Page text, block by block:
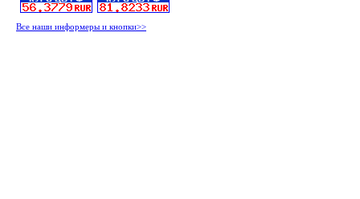
Все наши информеры и кнопки>>